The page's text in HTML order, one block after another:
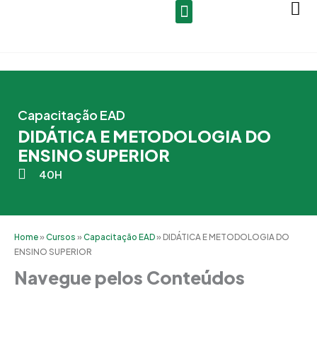
Capacitação EAD
DIDÁTICA E METODOLOGIA DO
ENSINO SUPERIOR
40H
Home»Cursos »Capacitação EAD» DIDÁTICA E METODOLOGIA DO
ENSINO SUPERIOR
Navegue pelos Conteúdos